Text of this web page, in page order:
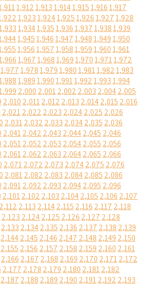
1,9121,9131,9141,9151,9161,917
1,9231,9241,9251,9261,9271,928
1,9341,9351,9361,9371,9381,939
1,9451,9461,9471,9481,9491,950
1,9561,9571,9581,9591,9601,961
1,9671,9681,9691,9701,9711,972
1,9771,9781,9791,9801,9811,9821,983
1,9891,9901,9911,9921,9931,994
2,000 2,0012,002 2,003 2,0042,005
2,010 2,0112,012 2,013 2,0142,015 2,016
2,0212,022 2,023 2,0242,025 2,026
2,0312,032 2,033 2,0342,035 2,036
2,0412,042 2,043 2,0442,045 2,046
2,0512,052 2,053 2,0542,055 2,056
2,0612,062 2,063 2,0642,065 2,066
2,0712,072 2,073 2,0742,075 2,076
2,0812,082 2,083 2,0842,085 2,086
2,0912,092 2,093 2,0942,095 2,096
2,1012,102 2,103 2,1042,105 2,106 2,107
2,112 2,113 2,1142,115 2,116 2,117 2,118
2,123 2,1242,125 2,126 2,127 2,128
2,133 2,1342,135 2,136 2,137 2,138 2,139
2,1442,145 2,146 2,147 2,148 2,149 2,150
2,155 2,156 2,157 2,158 2,159 2,160 2,161
2,166 2,167 2,168 2,169 2,170 2,1712,172
2,177 2,178 2,179 2,180 2,1812,182
2,187 2,188 2,189 2,190 2,1912,192 2,193